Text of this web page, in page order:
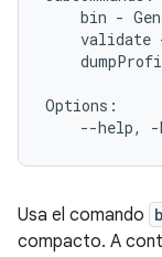
bin -
validate
--help,
-
Usa el comando
compacto. A